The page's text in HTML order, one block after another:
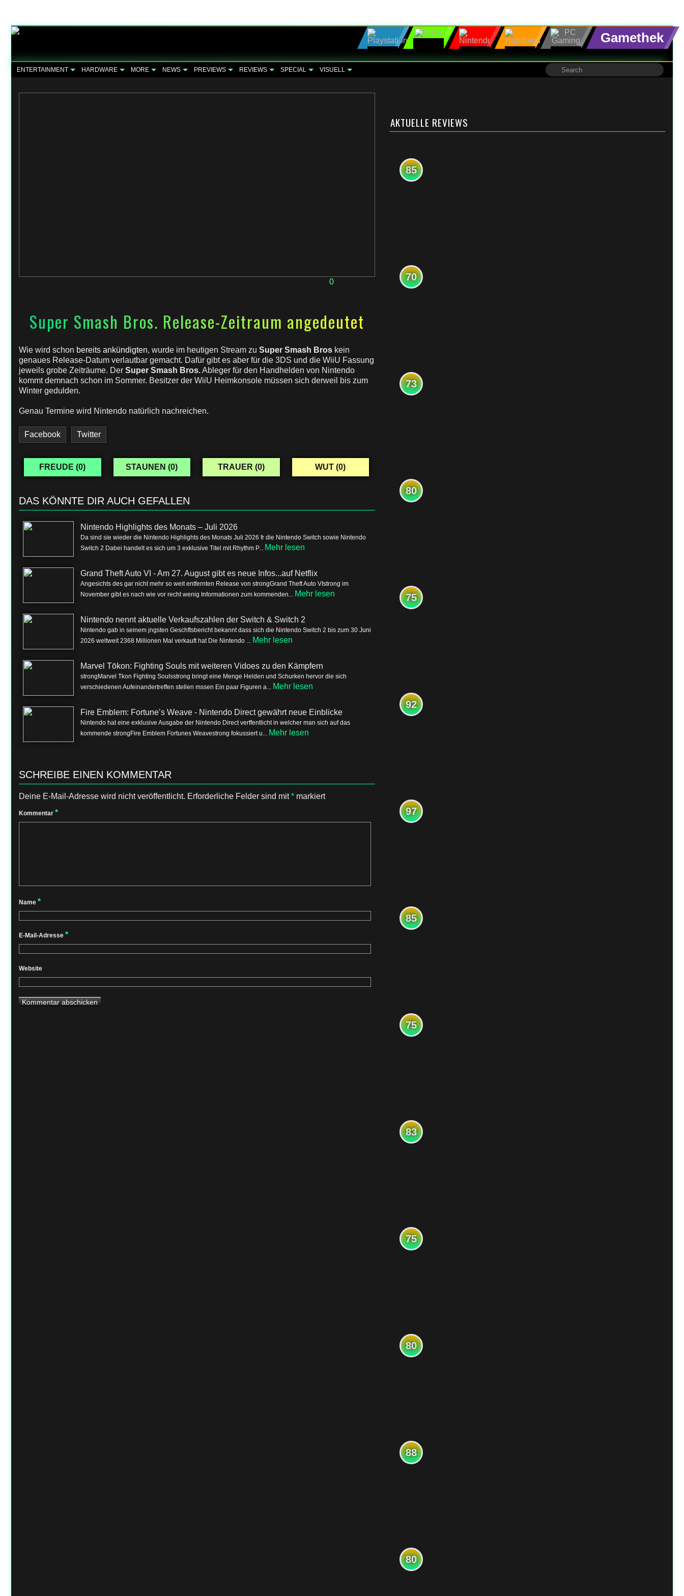
Gamethek
ENTERTAINMENT HARDWARE MORE NEWS PREVIEWS REVIEWS SPECIAL VISUELL
0
Super Smash Bros. Release-Zeitraum angedeutet
Wie wird schon bereits ankündigten, wurde im heutigen Stream zu Super Smash Bros kein
genaues Release-Datum verlautbar gemacht. Dafür gibt es aber für die 3DS und die WiiU Fassung
jeweils grobe Zeiträume. Der Super Smash Bros.Ableger für den Handhelden von Nintendo
kommt demnach schon im Sommer. Besitzer der WiiU Heimkonsole müssen sich derweil bis zum
Winter gedulden.
Genau Termine wird Nintendo natürlich nachreichen.
Facebook Twitter
FREUDE (0) STAUNEN (0) TRAUER (0) WUT (0)
DAS KÖNNTE DIR AUCH GEFALLEN
Nintendo Highlights des Monats – Juli 2026
Da sind sie wieder die Nintendo Highlights des Monats Juli 2026 fr die Nintendo Switch sowie Nintendo
Switch 2 Dabei handelt es sich um 3 exklusive Titel mit Rhythm P... Mehr lesen
Grand Theft Auto VI - Am 27. August gibt es neue Infos...auf Netflix
Angesichts des gar nicht mehr so weit entfernten Release von strongGrand Theft Auto VIstrong im
November gibt es nach wie vor recht wenig Informationen zum kommenden... Mehr lesen
Nintendo nennt aktuelle Verkaufszahlen der Switch & Switch 2
Nintendo gab in seinem jngsten Geschftsbericht bekannt dass sich die Nintendo Switch 2 bis zum 30 Juni
2026 weltweit 2368 Millionen Mal verkauft hat Die Nintendo ... Mehr lesen
Marvel Tōkon: Fighting Souls mit weiteren Vidoes zu den Kämpfern
strongMarvel Tkon Fighting Soulsstrong bringt eine Menge Helden und Schurken hervor die sich
verschiedenen Aufeinandertreffen stellen mssen Ein paar Figuren a... Mehr lesen
Fire Emblem: Fortune’s Weave - Nintendo Direct gewährt neue Einblicke
Nintendo hat eine exklusive Ausgabe der Nintendo Direct verffentlicht in welcher man sich auf das
kommende strongFire Emblem Fortunes Weavestrong fokussiert u... Mehr lesen
SCHREIBE EINEN KOMMENTAR
Deine E-Mail-Adresse wird nicht veröffentlicht. Erforderliche Felder sind mit* markiert
Kommentar *
Name *
E-Mail-Adresse *
Website
AKTUELLE REVIEWS
85
70
73
80
75
92
97
85
75
83
75
80
88
80